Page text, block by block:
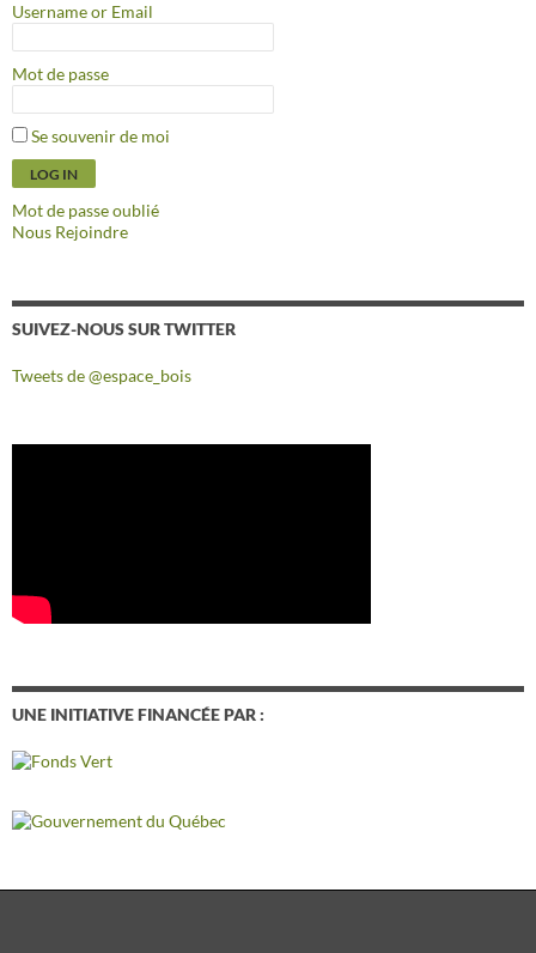
Username or Email
Mot de passe
Se souvenir de moi
Mot de passe oublié
Nous Rejoindre
SUIVEZ-NOUS SUR TWITTER
Tweets de @espace_bois
UNE INITIATIVE FINANCÉE PAR :